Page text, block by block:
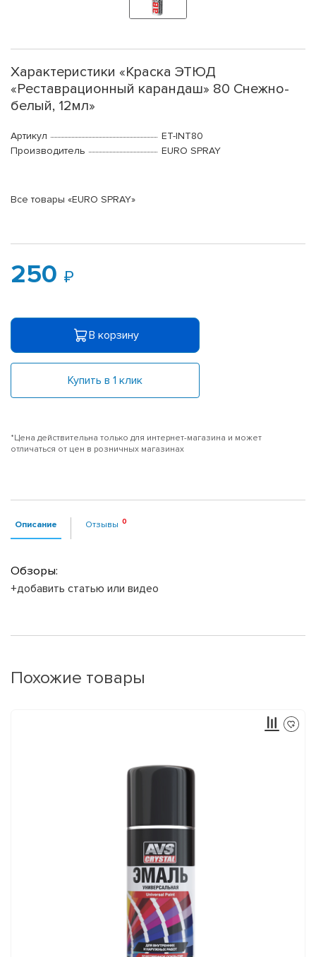
Характеристики «Краска ЭТЮД
«Реставрационный карандаш» 80 Снежно-
белый, 12мл»
Артикул
ET-INT80
Производитель
EURO SPRAY
Все товары «EURO SPRAY»
250
В корзину
Купить в 1 клик
*Цена действительна только для интернет-магазина и может
отличаться от цен в розничных магазинах
Описание Отзывы
Обзоры:
+добавить статью или видео
Похожие товары